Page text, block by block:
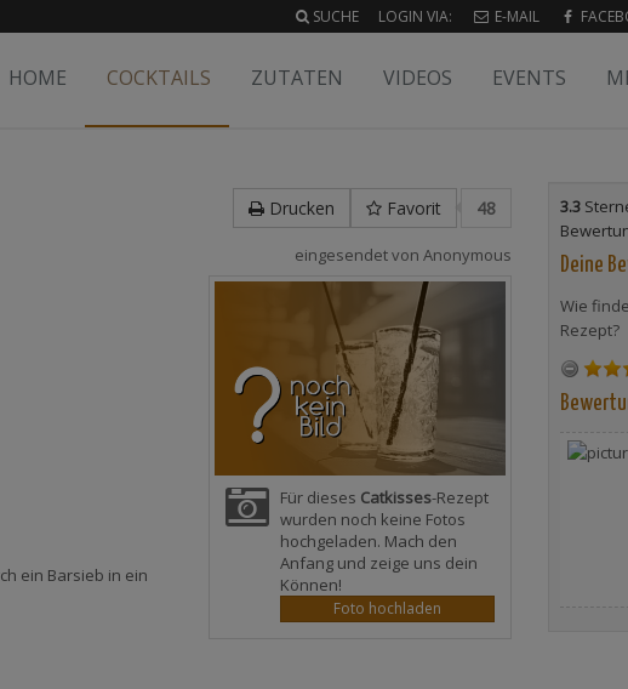
SUCHE LOGIN VIA: E-MAIL
HOME COCKTAILS ZUTATEN VIDEOS EVENTS
Drucken Favorit 48
eingesendet von Anonymous
Für dieses Catkisses-Rezept
wurden noch keine Fotos
hochgeladen. Mach den
Anfang und zeige uns dein
Können!
Foto hochladen
ein Barsieb in ein
3.3
Deine
Wie
Rezept?